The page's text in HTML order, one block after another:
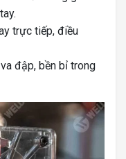
trực tiếp, điều
đập, bền bỉ trong